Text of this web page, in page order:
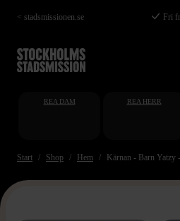
Hoppa
till
huvudinnehåll
< stadsmissionen.se Fri
REA DAM REA HERR
Start Shop Hem Kärnan - Barn Yatzy